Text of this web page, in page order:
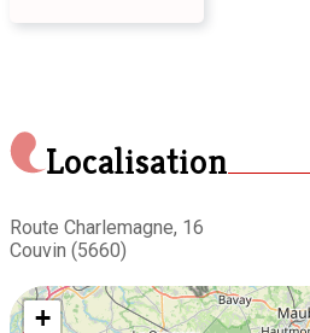
Localisation
Route Charlemagne, 16
Couvin (5660)
+